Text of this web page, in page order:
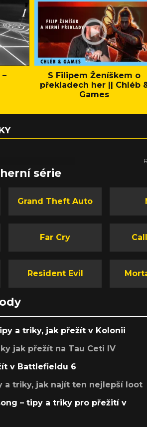
S Filipem Ženíškem o
překladech her || Chléb
Games
série
Grand Theft Auto
Far Cry
Resident Evil
a triky, jak přežít v Kolonii
jak přežít na Tau Ceti IV
v Battlefieldu 6
a triky, jak najít ten nejlepší loot
– tipy a triky pro přežití v